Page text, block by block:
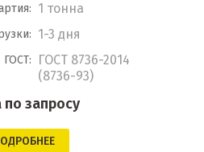
1 тонна
1-3 дня
ГОСТ:
ГОСТ 8736-2014
(8736-93)
по запросу